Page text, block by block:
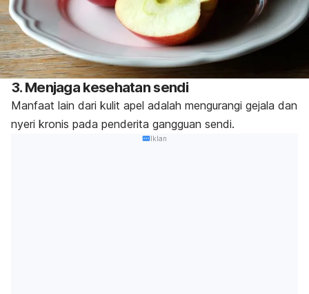
3. Menjaga kesehatan sendi
Manfaat lain dari kulit apel adalah mengurangi gejala dan
nyeri kronis pada penderita gangguan sendi.
Iklan